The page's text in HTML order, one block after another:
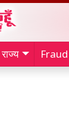
राज्य